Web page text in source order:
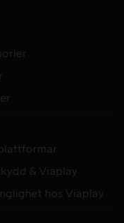
& Viaplay
hos Viaplay